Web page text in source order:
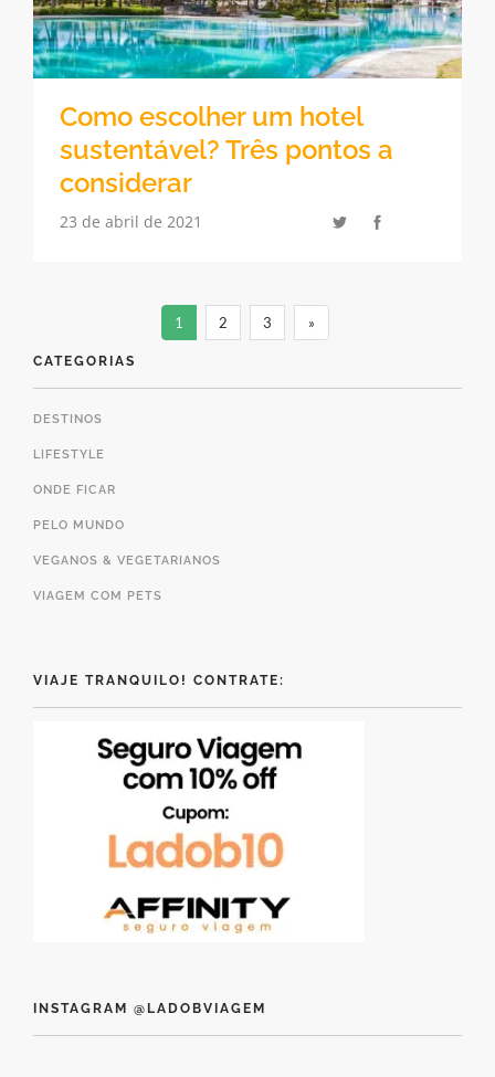
Como escolher um hotel
sustentável? Três pontos a
considerar
23 de abril de 2021
1 2 3 »
CATEGORIAS
DESTINOS
LIFESTYLE
ONDE FICAR
PELO MUNDO
VEGANOS & VEGETARIANOS
VIAGEM COM PETS
VIAJE TRANQUILO! CONTRATE:
INSTAGRAM @LADOBVIAGEM